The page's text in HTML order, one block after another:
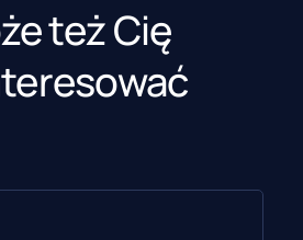
też Cię